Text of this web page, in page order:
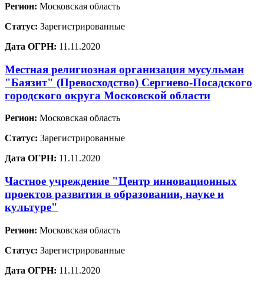
Регион: Московская область
Статус: Зарегистрированные
Дата ОГРН: 11.11.2020
Местная религиозная организация мусульман
"Баязит" (Превосходство) Сергиево-Посадского
городского округа Московской области
Регион: Московская область
Статус: Зарегистрированные
Дата ОГРН: 11.11.2020
Частное учреждение "Центр инновационных
проектов развития в образовании, науке и
культуре"
Регион: Московская область
Статус: Зарегистрированные
Дата ОГРН: 11.11.2020